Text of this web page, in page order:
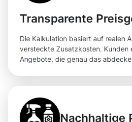
Transparente
Die Kalkulation basiert auf realen
versteckte Zusatzkosten. Kunden
Angebote, die genau das
Nachhaltige